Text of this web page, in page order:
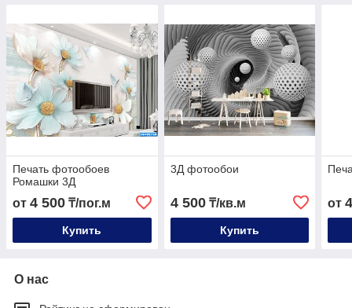
Печать фотообоев
Ромашки 3Д
от 4 500 ₸/пог.м
Купить
3Д фотообои
4 500₸/кв.м
Купить
от
О нас